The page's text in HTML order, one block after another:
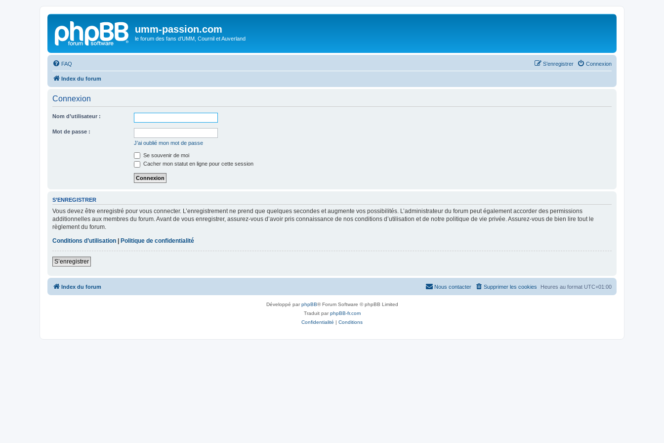
umm-passion.com
le forum des fans d'UMM, Cournil et Auverland
FAQ Connexion
S’enregistrer
Index du forum
Connexion
Nom d’utilisateur :
Mot de passe :
J’ai oublié mon mot de passe
Se souvenir de moi
Cacher mon statut en ligne pour cette session
S’ENREGISTRER
Vous devez être enregistré pour vous connecter. L’enregistrement ne prend que quelques secondes et augmente vos possibilités. L’administrateur du forum peut également accorder des permissions
additionnelles aux membres du forum. Avant de vous enregistrer, assurez-vous d’avoir pris connaissance de nos conditions d’utilisation et de notre politique de vie privée. Assurez-vous de bien lire tout le
règlement du forum.
Conditions d’utilisation
Politique de confidentialité
S’enregistrer
Index du forum Heures au format UTC+01:00
Supprimer les cookies
Nous contacter
Développé parphpBB® Forum Software © phpBB Limited
Traduit parphpBB-fr.com
Confidentialité | Conditions